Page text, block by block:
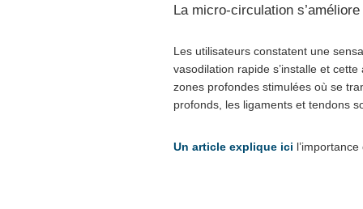
La micro-circulation
Les utilisateurs constatent une
vasodilation rapide s’installe et
zones profondes stimulées où se
profonds, les ligaments et tendons
Un article explique ici